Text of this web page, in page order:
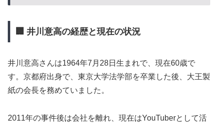
🏢 井川意高の経歴と現在の状況
井川意高さんは1964年7月28日生まれで、現在60歳で
す。京都府出身で、東京大学法学部を卒業した後、大王製
紙の会長を務めていました。
2011年の事件後は会社を離れ、現在はYouTuberとして活